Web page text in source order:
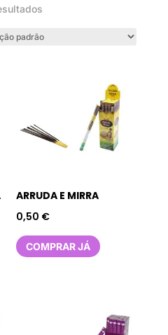
ARRUDA E MIRRA
0,50 €
COMPRAR JÁ